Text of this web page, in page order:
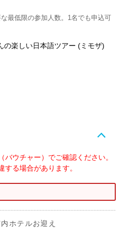
最低限の参加人数。1名でも申込可
の楽しい日本語ツアー (ミモザ)
ウチャー）でご確認ください。
る場合があります。
ホテルお迎え